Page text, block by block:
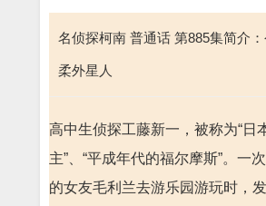
名侦探柯南 普通话 第885集简介
柔外星人
高中生侦探工藤新一，被称为“日
主”、“平成年代的福尔摩斯”。一
的女友毛利兰去游乐园游玩时，